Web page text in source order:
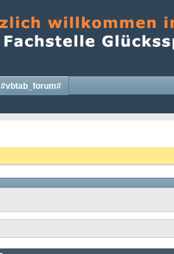
#vbtab_forum#